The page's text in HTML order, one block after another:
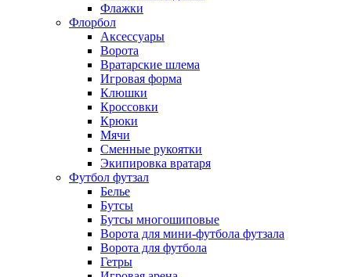
Флажки
Флорбол
Аксессуары
Ворота
Вратарские шлема
Игровая форма
Клюшки
Кроссовки
Крюки
Мячи
Сменные рукоятки
Экипировка вратаря
Футбол футзал
Белье
Бутсы
Бутсы многошиповые
Ворота для мини-футбола футзала
Ворота для футбола
Гетры